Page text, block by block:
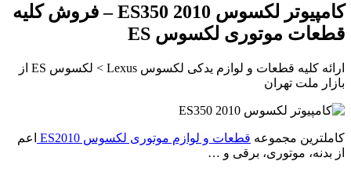
کامپیوتر لکسوس ES350 2010 – فروش کلیه
قطعات موتوری لکسوس ES
ارائه کلیه قطعات و لوازم یدکی لکسوس Lexus > لکسوس ES از
بازار ملت تهران
کاملترین مجموعه قطعات و لوازم موتوری لکسوس ES2010
اعم
از بدنه، موتوری، برقی و …